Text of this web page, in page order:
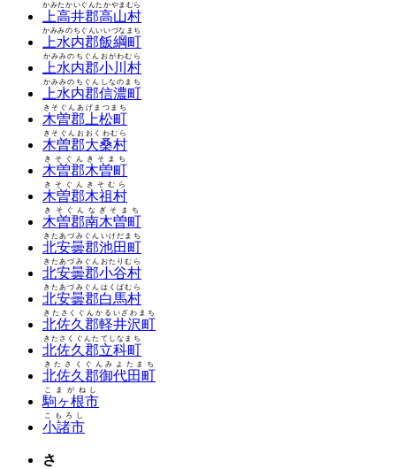
上高井郡高山村
かみたかいぐんたかやまむら
上水内郡飯綱町
かみみのちぐんいいづなまち
上水内郡小川村
かみみのちぐんおがわむら
上水内郡信濃町
かみみのちぐんしなのまち
木曽郡上松町
きそぐんあげまつまち
木曽郡大桑村
きそぐんおおくわむら
木曽郡木曽町
きそぐんきそまち
木曽郡木祖村
きそぐんきそむら
木曽郡南木曽町
きそぐんなぎそまち
北安曇郡池田町
きたあづみぐんいけだまち
北安曇郡小谷村
きたあづみぐんおたりむら
北安曇郡白馬村
きたあづみぐんはくばむら
北佐久郡軽井沢町
きたさくぐんかるいざわまち
北佐久郡立科町
きたさくぐんたてしなまち
北佐久郡御代田町
きたさくぐんみよたまち
駒ヶ根市
こまがねし
小諸市
こもろし
さ